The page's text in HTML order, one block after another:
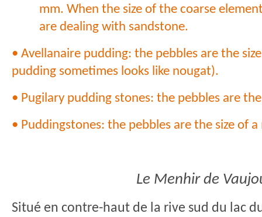
mm. When the size of the coarse
are dealing with sandstone.
• Avellanaire pudding: the pebbles are the
pudding sometimes looks like nougat).
• Pugilary pudding stones: the pebbles are
• Puddingstones: the pebbles are the size of
Le Menhir de
Situé en contre-haut de la rive sud du lac